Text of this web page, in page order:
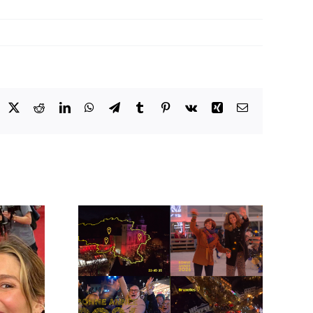
RedditLinkedInWhatsApp
Telegram
Tumblr Pinterest
Vk Xing
RTBF
!